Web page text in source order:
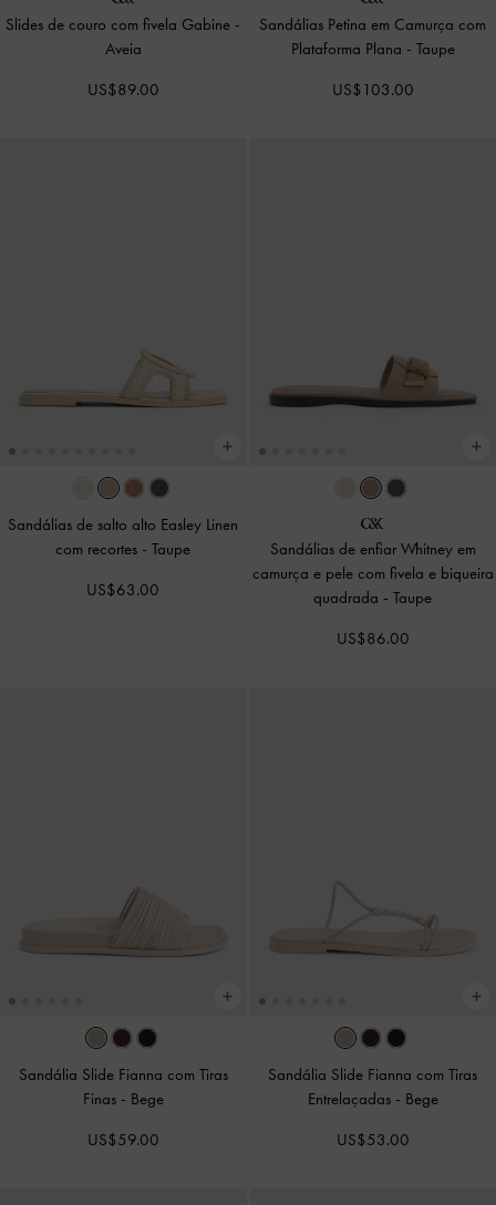
Slides de couro com fivela Gabine -
Aveia
US$89.00
Sandálias Petina em Camurça com
Plataforma Plana - Taupe
US$103.00
Sandálias de salto alto Easley Linen
com recortes -Taupe
US$63.00
Sandálias de enfiar Whitney em
camurça e pele com fivela e biqueira
quadrada -Taupe
US$86.00
Sandália Slide Fianna com Tiras
Finas - Bege
US$59.00
Sandália Slide Fianna com Tiras
Entrelaçadas - Bege
US$53.00